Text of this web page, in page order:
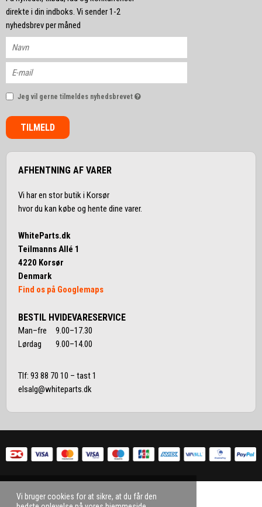
Vi bruger cookies for at sikre, at du får den
direkte i din indboks. Vi sender 1-2
nyhedsbrev per måned
Jeg vil gerne tilmeldes nyhedsbrevet
TILMELD
AFHENTNING AF VARER
Vi har en stor butik i Korsør
hvor du kan købe og hente dine varer.
WhiteParts.dk
Teilmanns Allé 1
4220 Korsør
Denmark
Find os på Googlemaps
BESTIL HVIDEVARESERVICE
Man–fre 9.00–17.30
Lørdag 9.00–14.00
Tlf: 93 88 70 10 – tast 1
elsalg@whiteparts.dk